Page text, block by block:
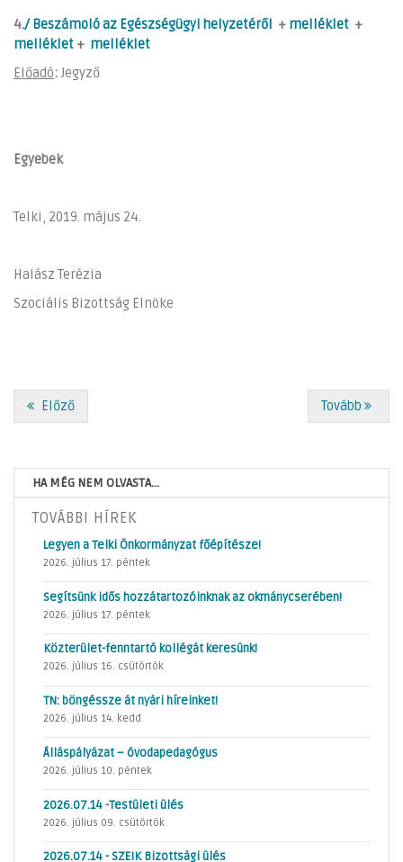
4./ Beszámoló az Egészségügyi helyzetéről + melléklet +
melléklet + melléklet
Előadó: Jegyző
Egyebek
Telki, 2019. május 24.
Halász Terézia
Szociális Bizottság Elnöke
Előző Tovább
HA MÉG NEM OLVASTA...
TOVÁBBI HÍREK
Legyen a Telki Önkormányzat főépítésze!
2026. július 17. péntek
Segítsünk idős hozzátartozóinknak az okmánycserében!
2026. július 17. péntek
Közterület-fenntartó kollégát keresünk!
2026. július 16. csütörtök
TN: böngéssze át nyári híreinket!
2026. július 14. kedd
Álláspályázat – óvodapedagógus
2026. július 10. péntek
2026.07.14 -Testületi ülés
2026. július 09. csütörtök
2026.07.14 - SZEIK Bizottsági ülés